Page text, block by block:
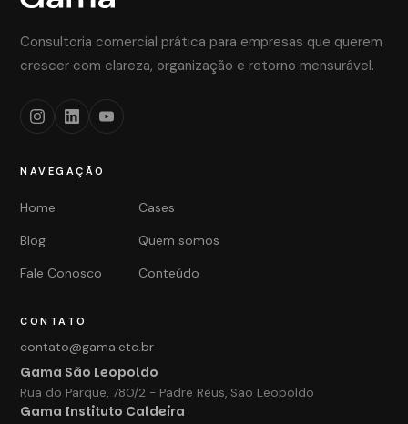
Consultoria comercial prática para empresas que querem
crescer com clareza, organização e retorno mensurável.
NAVEGAÇÃO
Home
Cases
Blog
Quem somos
Fale Conosco
Conteúdo
CONTATO
contato@gama.etc.br
Gama São Leopoldo
Rua do Parque, 780/2 - Padre Reus, São Leopoldo
Gama Instituto Caldeira